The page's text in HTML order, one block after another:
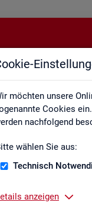
möchten unsere
Cookies
nachfolgend
wählen Sie aus:
Technisch
anzeigen